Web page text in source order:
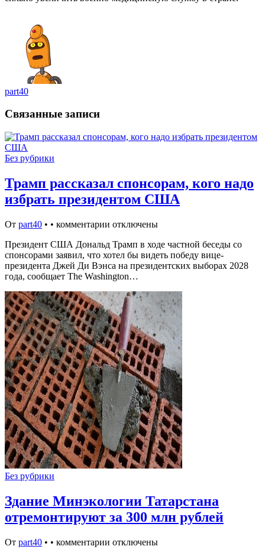
part40
Связанные записи
Без рубрики
Трамп рассказал спонсорам, кого надо
избрать президентом США
От part40 • • комментарии отключены
Президент США Дональд Трамп в ходе частной беседы со
спонсорами заявил, что хотел бы видеть победу вице-
президента Джей Ди Вэнса на президентских выборах 2028
года, сообщает The Washington…
Без рубрики
Здание Минэкологии Татарстана
отремонтируют за 300 млн рублей
От part40 • • комментарии отключены